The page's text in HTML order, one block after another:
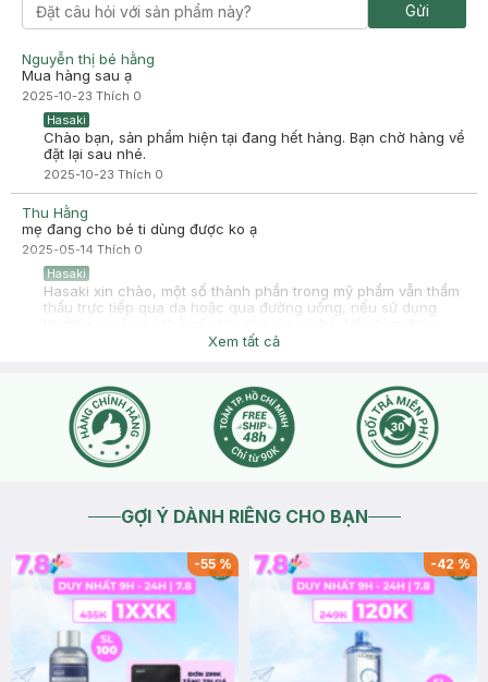
Gửi
Nguyễn thị bé hằng
Mua hàng sau ạ
2025-10-23 Thích 0
Hasaki
Chào bạn, sản phẩm hiện tại đang hết hàng. Bạn chờ hàng về
đặt lại sau nhé.
2025-10-23 Thích 0
Thu Hằng
mẹ đang cho bé ti dùng được ko ạ
2025-05-14 Thích 0
Hasaki
Hasaki xin chào, một số thành phần trong mỹ phẩm vẫn thẩm
thấu trực tiếp qua da hoặc qua đường uống, nếu sử dụng
mang bầu hoặc đang cho con bú, thì trước khi sử dụng bất kỳ
Hasaki, nên bạn hỏi ý kiến bác sĩ để đảm bảo an toàn cho
bạn và bé nhé.
2025-05-14Thích
Xem tất cả
GỢI Ý DÀNH RIÊNG CHO BẠN
-55% -42%